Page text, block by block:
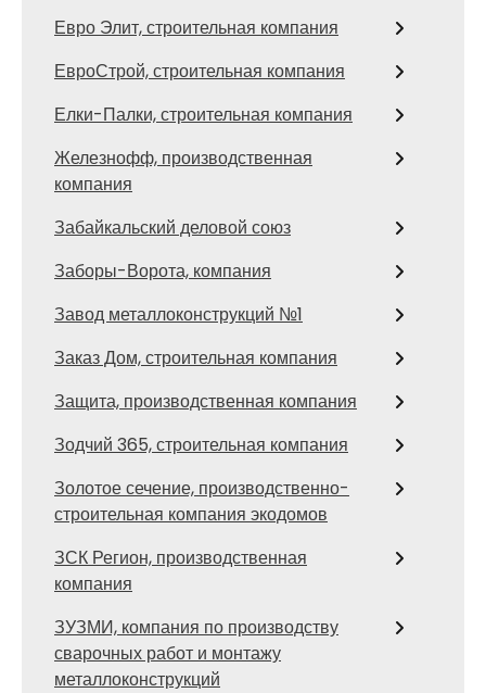
Евро Элит, строительная компания
ЕвроСтрой, строительная компания
Елки-Палки, строительная компания
Железнофф, производственная
компания
Забайкальский деловой союз
Заборы-Ворота, компания
Завод металлоконструкций №1
Заказ Дом, строительная компания
Защита, производственная компания
Зодчий 365, строительная компания
Золотое сечение, производственно-
строительная компания экодомов
ЗСК Регион, производственная
компания
ЗУЗМИ, компания по производству
сварочных работ и монтажу
металлоконструкций